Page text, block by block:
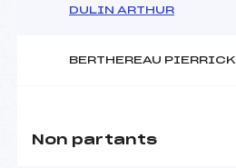
DULIN ARTHUR
BERTHEREAU PIERRICK
Non partants